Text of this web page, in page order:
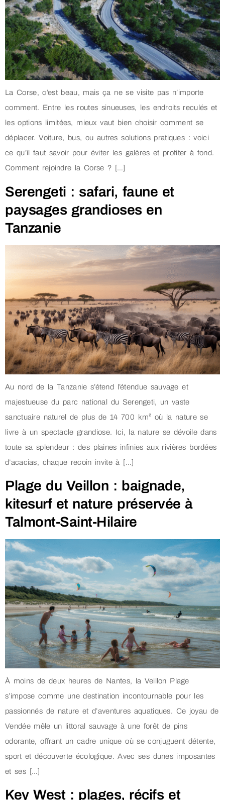
La Corse, c’est beau, mais ça ne se visite pas n’importe
comment. Entre les routes sinueuses, les endroits reculés et
les options limitées, mieux vaut bien choisir comment se
déplacer. Voiture, bus, ou autres solutions pratiques : voici
ce qu’il faut savoir pour éviter les galères et profiter à fond.
Comment rejoindre la Corse ? […]
Serengeti : safari, faune et
paysages grandioses en
Tanzanie
Au nord de la Tanzanie s’étend l’étendue sauvage et
majestueuse du parc national du Serengeti, un vaste
sanctuaire naturel de plus de 14 700 km² où la nature se
livre à un spectacle grandiose. Ici, la nature se dévoile dans
toute sa splendeur : des plaines infinies aux rivières bordées
d’acacias, chaque recoin invite à […]
Plage du Veillon : baignade,
kitesurf et nature préservée à
Talmont-Saint-Hilaire
À moins de deux heures de Nantes, la Veillon Plage
s’impose comme une destination incontournable pour les
passionnés de nature et d’aventures aquatiques. Ce joyau de
Vendée mêle un littoral sauvage à une forêt de pins
odorante, offrant un cadre unique où se conjuguent détente,
sport et découverte écologique. Avec ses dunes imposantes
et ses […]
Key West : plages, récifs et